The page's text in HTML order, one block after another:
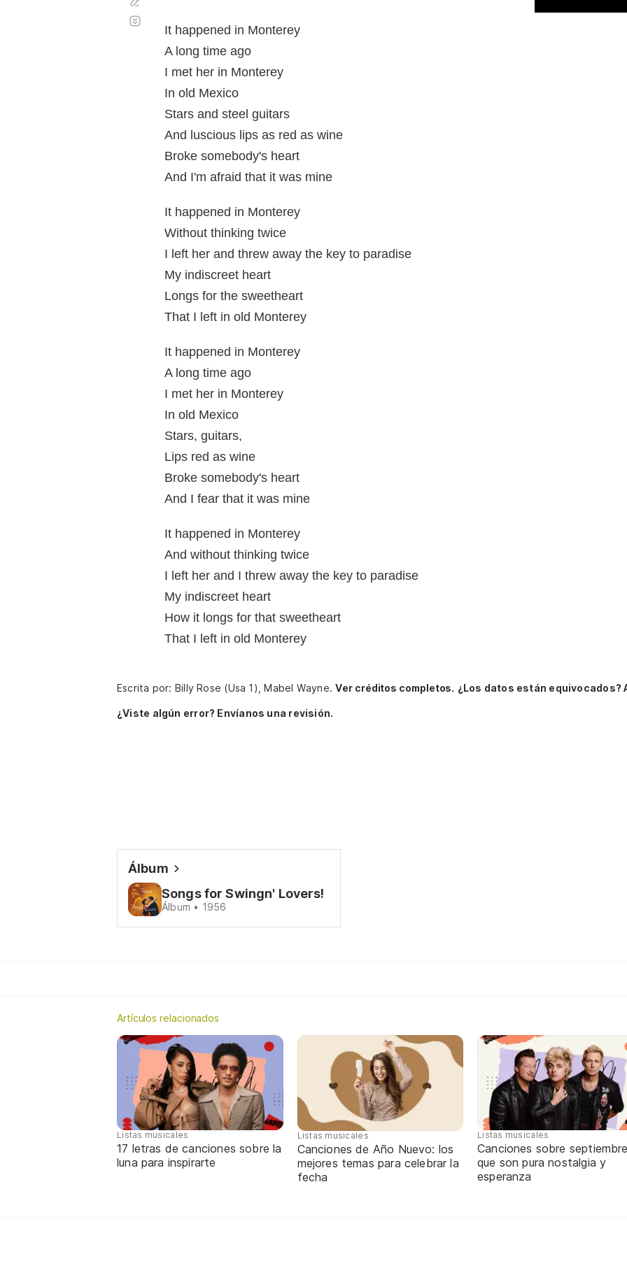
It happened in Monterey
A long time ago
I met her in Monterey
In old Mexico
Stars and steel guitars
And luscious lips as red as wine
Broke somebody's heart
And I'm afraid that it was mine
It happened in Monterey
Without thinking twice
I left her and threw away the key to paradise
My indiscreet heart
Longs for the sweetheart
That I left in old Monterey
It happened in Monterey
A long time ago
I met her in Monterey
In old Mexico
Stars, guitars,
Lips red as wine
Broke somebody's heart
And I fear that it was mine
It happened in Monterey
And without thinking twice
I left her and I threw away the key to paradise
My indiscreet heart
How it longs for that sweetheart
That I left in old Monterey
automático
Escrita por: Billy Rose (Usa 1), Mabel Wayne.Ver créditos completos. ¿Los datos están equivocados?
¿Viste algún error? Envíanos una revisión.
Álbum
Songs for Swingn' Lovers!
Álbum • 1956
Artículos relacionados
Listas musicales
17 letras de canciones sobre la
luna para inspirarte
Listas musicales
Canciones de Año Nuevo: los
mejores temas para celebrar la
fecha
Listas musicales
Canciones sobre septiembre
que son pura nostalgia y
esperanza